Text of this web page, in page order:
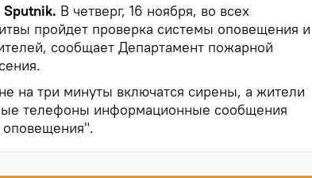
В четверг, 16 ноября, во всех
пройдет проверка системы оповещения и
сообщает Департамент пожарной
на три минуты включатся сирены, а жители
телефоны информационные сообщения